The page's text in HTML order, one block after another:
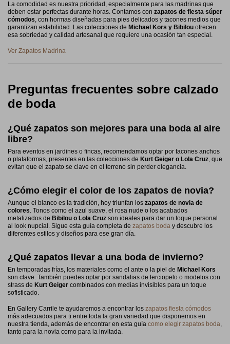
La comodidad es nuestra prioridad, especialmente para las madrinas que
deben estar perfectas durante horas. Contamos con zapatos de fiesta súper
cómodos, con hormas diseñadas para pies delicados y tacones medios que
garantizan estabilidad. Las colecciones de Michael Kors y Bibilou ofrecen
esa sobriedad y calidad artesanal que requiere una ocasión tan especial.
Ver Zapatos Madrina
Preguntas frecuentes sobre calzado
de boda
¿Qué zapatos son mejores para una boda al aire
libre?
Para eventos en jardines o fincas, recomendamos optar por tacones anchos
o plataformas, presentes en las colecciones de Kurt Geiger o Lola Cruz, que
evitan que el zapato se clave en el terreno sin perder elegancia.
¿Cómo elegir el color de los zapatos de novia?
Aunque el blanco es la tradición, hoy triunfan los zapatos de novia de
colores. Tonos como el azul suave, el rosa nude o los acabados
metalizados de Bibilou o Lola Cruz son ideales para dar un toque personal
al look nupcial. Sigue esta guía completa de zapatos boda y descubre los
diferentes estilos y diseños para ese gran día.
¿Qué zapatos llevar a una boda de invierno?
En temporadas frías, los materiales como el ante o la piel de Michael Kors
son clave. También puedes optar por sandalias de terciopelo o modelos con
strass de Kurt Geiger combinados con medias invisibles para un toque
sofisticado.
En Gallery Carrile te ayudaremos a encontrar los zapatos fiesta cómodos
más adecuados para ti entre toda la gran variedad que disponemos en
nuestra tienda, además de encontrar en esta guía como elegir zapatos boda,
tanto para la novia como para la invitada.